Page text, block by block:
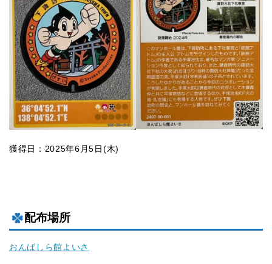
獲得日：2025年6月5日(木)
配布場所
おんばしら館よいさ